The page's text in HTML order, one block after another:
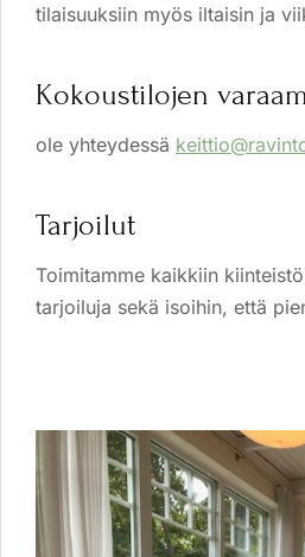
tilaisuuksiin myös iltaisin ja
Kokoustilojen
ole yhteydessä
Tarjoilut
Toimitamme kaikkiin
tarjoiluja sekä isoihin, että